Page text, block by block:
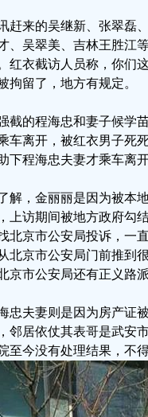
赶来的吴继新、张翠磊
、吴翠美、吉林王胜江
红衣截访人员称，你们
拘留了，地方有规定。
截的程海忠和妻子候学
车离开，被红衣男子死
下程海忠夫妻才乘车离
解，金丽丽是因为被本
上访期间被地方政府勾
北京市公安局投诉，一
北京市公安局门前推到
京市公安局还有正义路
忠夫妻则是因为房产证
邻居依仗其表哥是武安
至今没有处理结果，不